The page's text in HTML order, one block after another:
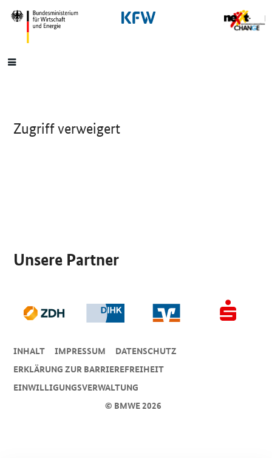
SrOnlyNavigation
Hauptmenü
Zugriff verweigert
Unsere Partner
© BMWE 2026
INHALT IMPRESSUM
DA­TEN­SCHUTZ
ERKLÄRUNG ZUR BARRIEREFREIHEIT
EINWILLIGUNGSVERWALTUNG